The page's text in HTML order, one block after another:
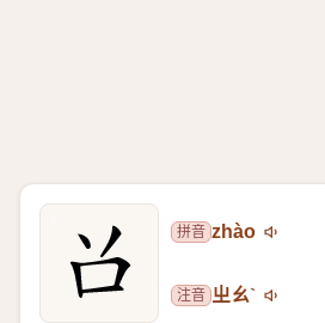
拼音 zhào
注音 ㄓㄠˋ